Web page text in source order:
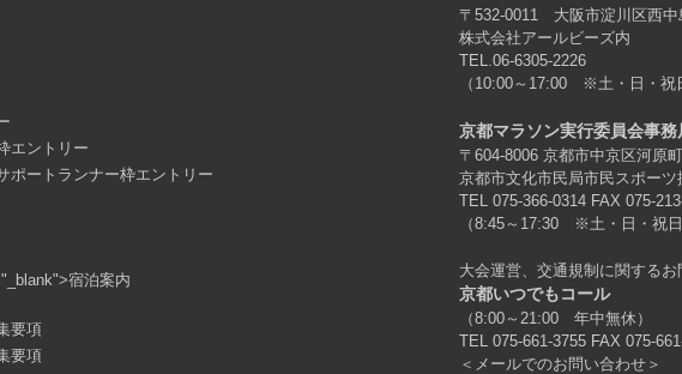
エントリー
ポートランナー枠エントリー
宿泊案内
要項
要項
〒532-0011 大阪市淀川区西中
株式会社アールビーズ内
TEL.06-6305-2226
（10:00～17:00 ※土・日・祝
京都マラソン実行委員会事務
〒604-8006 京都市中京区河原
京都市文化市民局市民スポーツ
TEL 075-366-0314 FAX 075-
（8:45～17:30 ※土・日・祝日
大会運営、交通規制に関する
京都いつでもコール
（8:00～21:00 年中無休）
TEL 075-661-3755 FAX 075-
＜メールでのお問い合わせ＞